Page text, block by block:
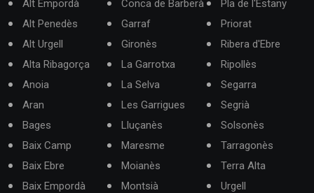
Alt Empordà
Alt Penedès
Alt Urgell
Alta Ribagorça
Anoia
Aran
Bages
Baix Camp
Baix Ebre
Baix Empordà
Conca de Barberà
Garraf
Gironès
La Garrotxa
La Selva
Les Garrigues
Lluçanès
Maresme
Moianès
Montsià
Pla de l'Estany
Priorat
Ribera d'Ebre
Ripollès
Segarra
Segrià
Solsonès
Tarragonès
Terra Alta
Urgell